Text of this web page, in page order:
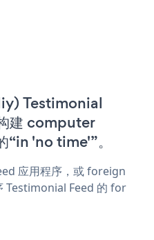
Testimonial
建 computer
'no time'”。
应用程序，或 foreign
Testimonial Feed 的 for